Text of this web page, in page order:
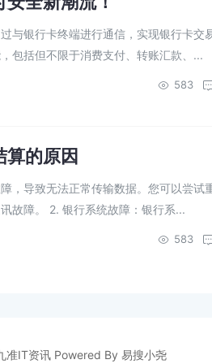
与银行卡终端进行通信，实现银行卡交
包括但不限于消费支付、转账汇款、...
583
的原因
，导致无法正常传输数据。您可以尝试
故障。 2. 银行系统故障：银行系...
583
IT资讯 Powered By 易搜小尧